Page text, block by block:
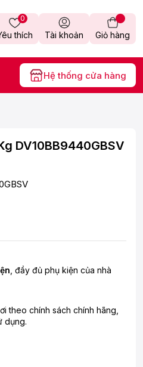
thích
0
Tài khoản Giỏ hàng
Hệ thống cửa hàng
DV10BB9440GBSV
, đầy đủ phụ kiện của nhà
theo chính sách chính hãng,
dụng.